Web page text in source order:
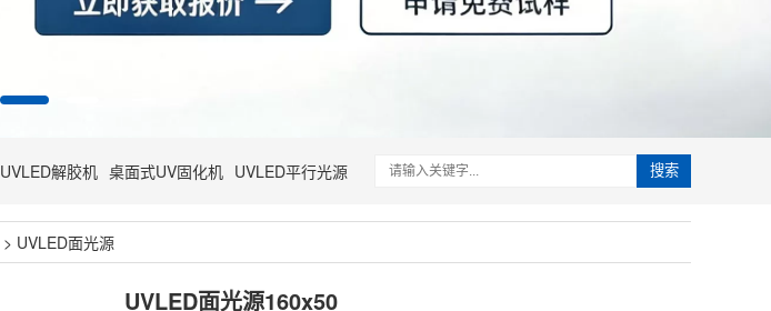
UVLED解胶机 桌面式UV固化机 UVLED平行光源 搜索
> UVLED面光源
UVLED面光源160x50